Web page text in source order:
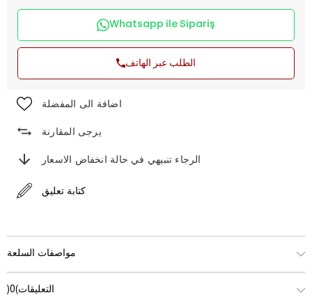
Whatsapp ile Sipariş
الطلب عبر الهاتف
اضافة الى المفضلة
يرجى المقارنة
الرجاء تنبيهي في حالة انخفاض الاسعار
كتابة تعليق
مواصفات السلعة
التعليقات(0)